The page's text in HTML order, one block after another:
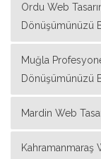
Ordu Web
Dönüşümünüzü
Muğla
Dönüşümünüzü
Mardin Web
Kahramanmaraş